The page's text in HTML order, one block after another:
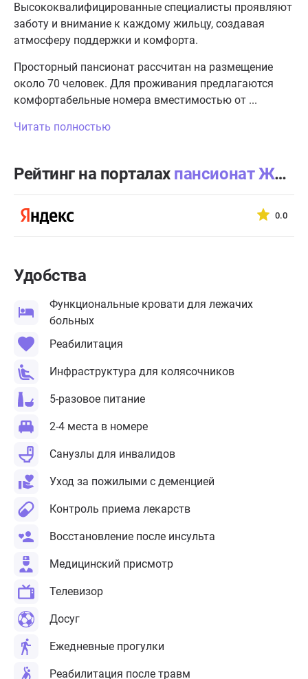
Высококвалифицированные специалисты проявляют
заботу и внимание к каждому жильцу, создавая
атмосферу поддержки и комфорта.
Просторный пансионат рассчитан на размещение
около 70 человек. Для проживания предлагаются
комфортабельные номера вместимостью от ...
Читать полностью
Рейтинг на порталах пансионат Желтый крест в Хорлово
0.0
Удобства
Функциональные кровати для лежачих
больных
Реабилитация
Инфраструктура для колясочников
5-разовое питание
2-4 места в номере
Санузлы для инвалидов
Уход за пожилыми с деменцией
Контроль приема лекарств
Восстановление после инсульта
Медицинский присмотр
Телевизор
Досуг
Ежедневные прогулки
Реабилитация после травм